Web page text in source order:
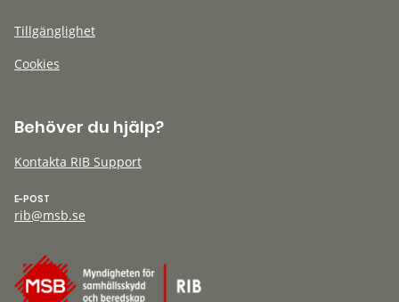
Tillgänglighet
Cookies
Behöver du hjälp?
Kontakta RIB Support
E-POST
rib@msb.se